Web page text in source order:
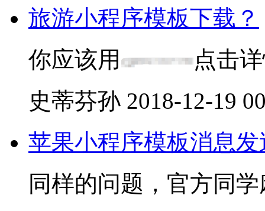
旅游小程序模板下载？
你应该用
点击
史蒂芬孙 2018-12-19
苹果小程序模板消息
同样的问题，官方同